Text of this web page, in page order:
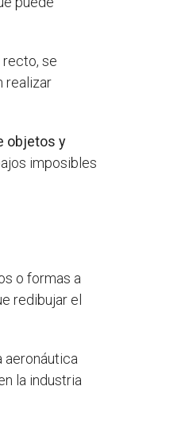
se
realizar
objetos y
imposibles
o formas a
redibujar el
aeronáutica
la industria